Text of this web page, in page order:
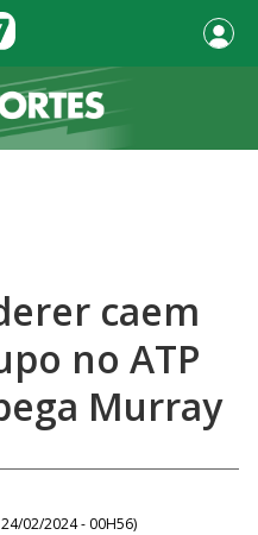
caem
no ATP
Murray
24/02/2024 - 00H56)